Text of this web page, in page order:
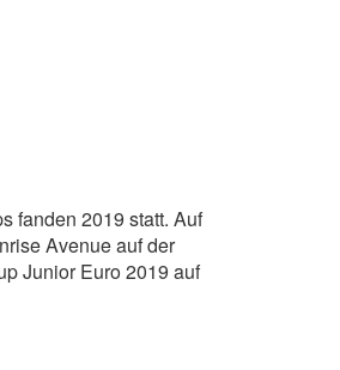
fanden 2019 statt. Auf
Avenue auf der
Junior Euro 2019 auf